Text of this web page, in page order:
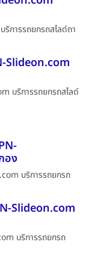
การรถยกรถสไลด์ถา
Slideon.com
บริการรถยกรถสไลด์
อง
บริการรถยกรถ
Slideon.com
บริการรถยกรถ